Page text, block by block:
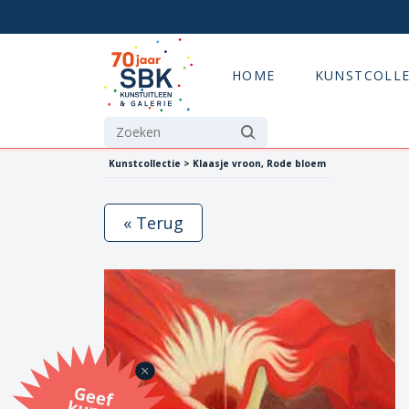
HOME
Kunstcollectie > Klaasje vroon, Rode bloem
G
eef
u
n
st
a
d
o
m
et
e SB
K
u
n
stb
o
n
« Terug